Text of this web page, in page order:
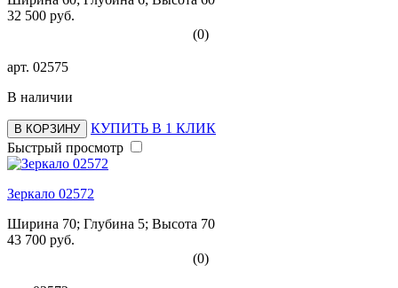
32 500 руб.
(0)
арт. 02575
В наличии
В КОРЗИНУ
КУПИТЬ В 1 КЛИК
Быстрый просмотр
Зеркало 02572
Ширина 70; Глубина 5; Высота 70
43 700 руб.
(0)